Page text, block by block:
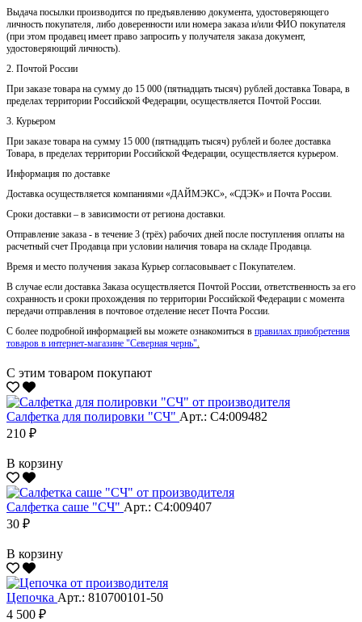
Выдача посылки производится по предъявлению документа, удостоверяющего
личность покупателя, либо доверенности или номера заказа и/или ФИО покупателя
(при этом продавец имеет право запросить у получателя заказа документ,
удостоверяющий личность).
2. Почтой России
При заказе товара на сумму до 15 000 (пятнадцать тысяч) рублей доставка Товара, в
пределах территории Российской Федерации, осуществляется Почтой России.
3. Курьером
При заказе товара на сумму 15 000 (пятнадцать тысяч) рублей и более доставка
Товара, в пределах территории Российской Федерации, осуществляется курьером.
Информация по доставке
Доставка осуществляется компаниями «ДАЙМЭКС», «СДЭК» и Почта России.
Сроки доставки – в зависимости от региона доставки.
Отправление заказа - в течение 3 (трёх) рабочих дней после поступления оплаты на
расчетный счет Продавца при условии наличия товара на складе Продавца.
Время и место получения заказа Курьер согласовывает с Покупателем.
В случае если доставка Заказа осуществляется Почтой России, ответственность за его
сохранность и сроки прохождения по территории Российской Федерации с момента
передачи отправления в почтовое отделение несет Почта России.
С более подробной информацией вы можете ознакомиться в правилах приобретения
товаров в интернет-магазине "Северная чернь"
С этим товаром покупают
Салфетка для полировки "CЧ" Арт.: С4:009482
210 ₽
В корзину
Салфетка саше "CЧ" Арт.: С4:009407
30 ₽
В корзину
Цепочка Арт.: 810700101-50
4 500 ₽